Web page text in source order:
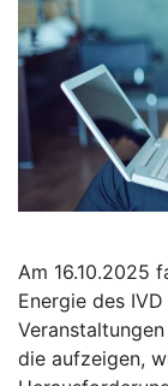
Am 16.10.2025
Energie des
die aufzeigen,